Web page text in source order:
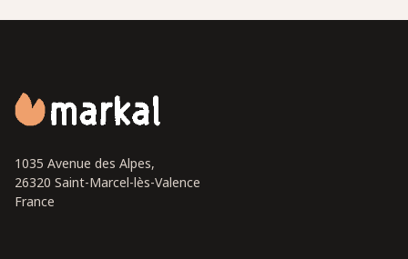
1035 Avenue des Alpes,
26320 Saint-Marcel-lès-Valence
France